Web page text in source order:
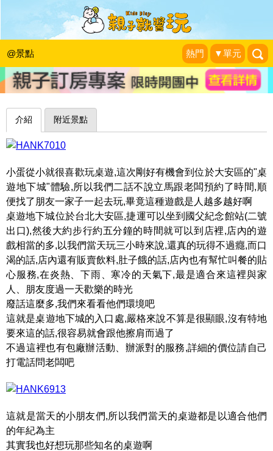
@景點 熱門 ▼單元
豐富多樣的桌遊，大人小孩的玩樂天堂
～台北桌遊地下城Bungeon
蛋拔的遊玩日記|2015-09-08
介紹 附近景點
小蛋從小就很喜歡玩桌遊,這次剛好有機會到位於大安區的"桌
遊地下城"體驗,所以我們二話不說立馬跟老闆預約了時間,順
便找了朋友一家子一起去玩,畢竟這種遊戲是人越多越好啊
桌遊地下城位於台北大安區,捷運可以坐到國父紀念館站(二號
出口),然後大約步行約五分鐘的時間就可以到店裡,店內的遊
戲相當的多,以我們當天玩三小時來說,還真的玩得不過癮,而口
渴的話,店內還有販賣飲料,肚子餓的話,店內也有幫忙叫餐的貼
心服務,在炎熱、下雨、寒冷的天氣下,最是適合來這裡與家
人、朋友度過一天歡樂的時光
廢話這麼多,我們來看看他們環境吧
這就是桌遊地下城的入口處,嚴格來說不算是很顯眼,沒有特地
要來這的話,很容易就會跟他擦肩而過了
不過這裡也有包廠辦活動、辦派對的服務,詳細的價位請自己
打電話問老闆吧
這就是當天的小朋友們,所以我們當天的桌遊都是以適合他們
的年紀為主
其實我也好想玩那些知名的桌遊啊